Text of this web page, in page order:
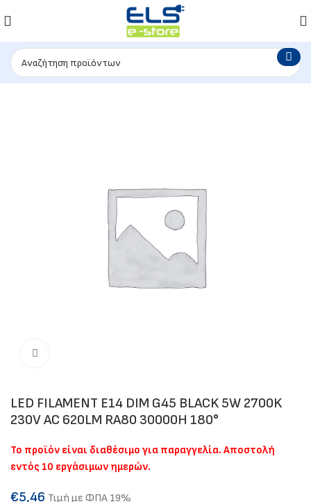
LED FILAMENT E14 DIM G45 BLACK 5W 2700K
230V AC 620LM RA80 30000H 180°
Το προϊόν είναι διαθέσιμο για παραγγελία. Αποστολή
εντός 10 εργάσιμων ημερών.
€5,46 Τιμή με ΦΠΑ 19%